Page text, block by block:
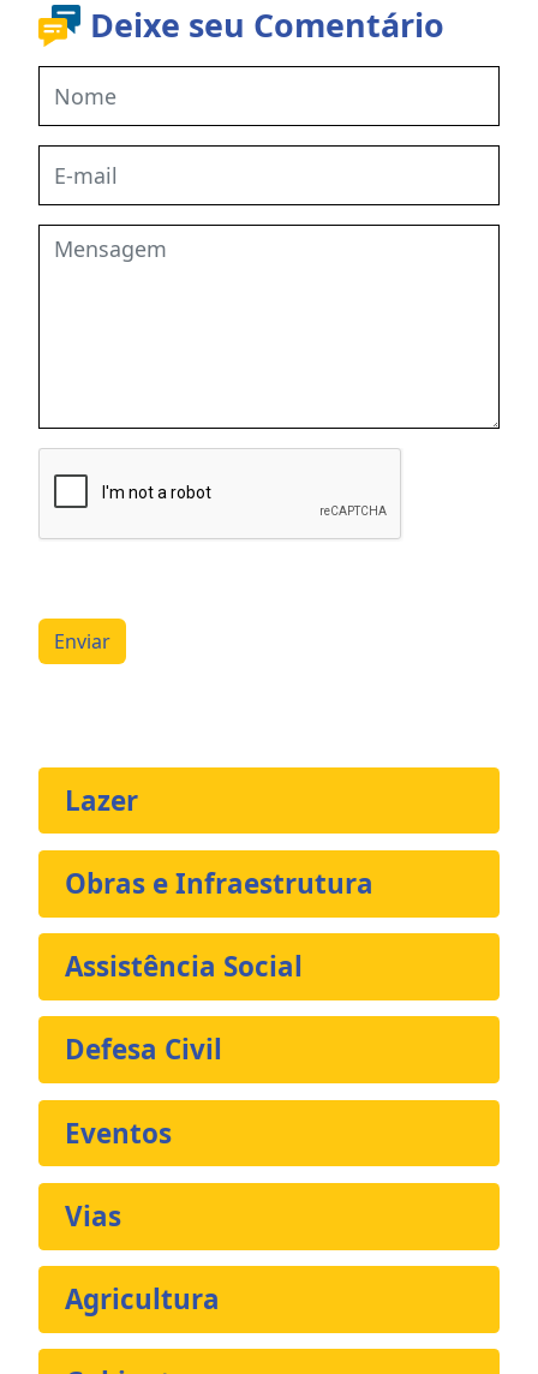
Deixe seu Comentário
Enviar
Lazer
Obras e Infraestrutura
Assistência Social
Defesa Civil
Eventos
Vias
Agricultura